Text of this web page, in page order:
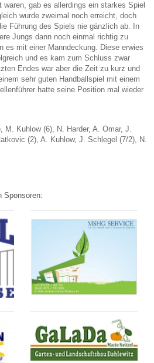
waren, gab es allerdings ein starkes Spiel
wurde zweimal noch erreicht, doch
Führung des Spiels nie gänzlich ab. In
Jungs dann noch einmal richtig zu
es mit einer Manndeckung. Diese erwies
und es kam zum Schluss zwar
Endes war aber die Zeit zu kurz und
sehr guten Handballspiel mit einem
hatte seine Position mal wieder
M. Kuhlow (6), N. Harder, A. Omar, J.
(2), A. Kuhlow, J. Schlegel (7/2), N.
Sponsoren: